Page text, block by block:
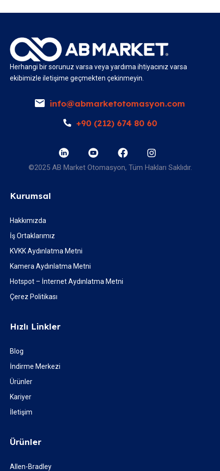
Herhangi bir sorunuz varsa veya yardıma ihtiyacınız varsa
ekibimizle iletişime geçmekten çekinmeyin.
info@abmarketotomasyon.com
+90 (212) 674 80 60
©2025 AB Market Otomasyon, Tüm Hakları Saklıdır.
Kurumsal
Hakkımızda
İş Ortaklarımız
KVKK Aydınlatma Metni
Kamera Aydınlatma Metni
Hotspot – İnternet Aydınlatma Metni
Çerez Politikası
Hızlı Linkler
Blog
İndirme Merkezi
Ürünler
Kariyer
İletişim
Ürünler
Allen-Bradley